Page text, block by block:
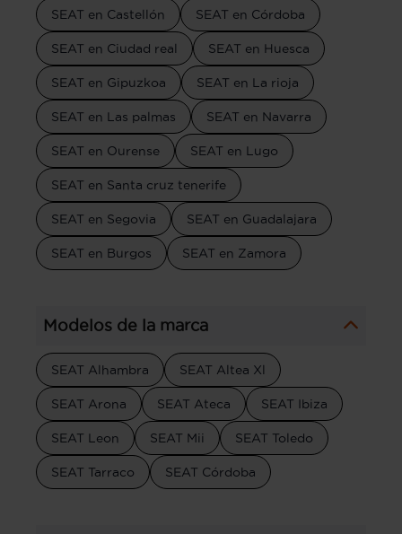
SEAT en Castellón SEAT en Córdoba
SEAT en Ciudad real SEAT en Huesca
SEAT en Gipuzkoa SEAT en La rioja
SEAT en Las palmas SEAT en Navarra
SEAT en Ourense SEAT en Lugo
SEAT en Santa cruz tenerife
SEAT en Segovia SEAT en Guadalajara
SEAT en Burgos SEAT en Zamora
Modelos de la marca
SEAT Alhambra SEAT Altea Xl
SEAT Arona SEAT Ateca SEAT Ibiza
SEAT Leon SEAT Mii SEAT Toledo
SEAT Tarraco SEAT Córdoba